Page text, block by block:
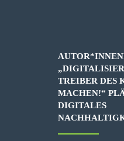
TREIBER DES
MACHEN!“
DIGITALES